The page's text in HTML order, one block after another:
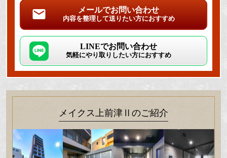
メールでお問い合わせ
内容を整理して送りたい方におすすめ
LINEでお問い合わせ
気軽にやり取りしたい方におすすめ
メイクス上前津Ⅱのご紹介